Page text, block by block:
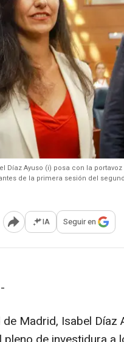
Ayuso (i) posa con la
de la primera sesión del
Abrir opciones para
IA Seguir en
Madrid, Isabel Díaz